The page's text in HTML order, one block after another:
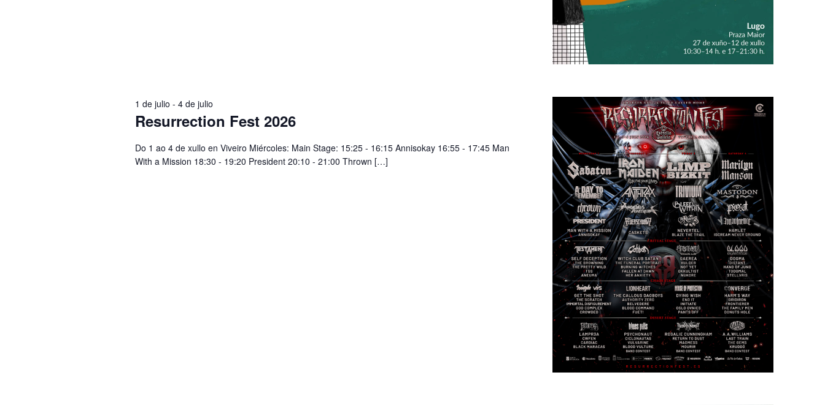
Resurrection Fest 2026
1 de julio - 4 de julio
Do 1 ao 4 de xullo en Viveiro Miércoles: Main Stage: 15:25 - 16:15 Annisokay 16:55 - 17:45 Man
With a Mission 18:30 - 19:20 President 20:10 - 21:00 Thrown […]